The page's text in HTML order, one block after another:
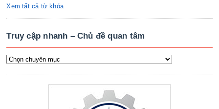
Xem tất cả từ khóa
Truy cập nhanh – Chủ đề quan tâm